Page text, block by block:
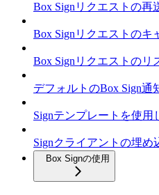
Box Signリクエストの再
Box Signリクエストのキ
Box Signリクエストのリ
デフォルトのBox Sign通
Signテンプレートを使
Signクライアントの埋め
Box Signの使用